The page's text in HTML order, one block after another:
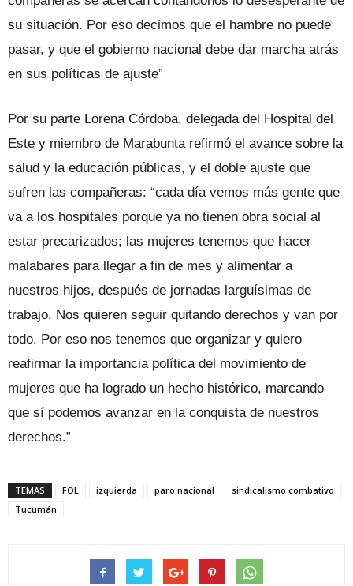
su situación. Por eso decimos que el hambre no puede
pasar, y que el gobierno nacional debe dar marcha atrás
en sus políticas de ajuste”
Por su parte Lorena Córdoba, delegada del Hospital del
Este y miembro de Marabunta refirmó el avance sobre la
salud y la educación públicas, y el doble ajuste que
sufren las compañeras: “cada día vemos más gente que
va a los hospitales porque ya no tienen obra social al
estar precarizados; las mujeres tenemos que hacer
malabares para llegar a fin de mes y alimentar a
nuestros hijos, después de jornadas larguísimas de
trabajo. Nos quieren seguir quitando derechos y van por
todo. Por eso nos tenemos que organizar y quiero
reafirmar la importancia política del movimiento de
mujeres que ha logrado un hecho histórico, marcando
que sí podemos avanzar en la conquista de nuestros
derechos.”
TEMAS FOL izquierda paro nacional
sindicalismo combativo
Tucumán